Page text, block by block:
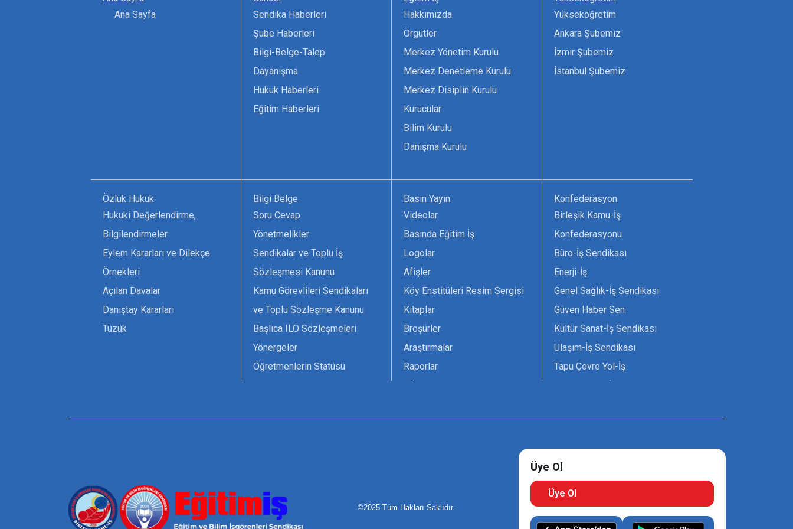
Ana Sayfa
Sendika Haberleri
Şube Haberleri
Bilgi-Belge-Talep
Dayanışma
Hukuk Haberleri
Eğitim Haberleri
Hakkımızda
Örgütler
Merkez Yönetim Kurulu
Merkez Denetleme Kurulu
Merkez Disiplin Kurulu
Kurucular
Bilim Kurulu
Danışma Kurulu
Yükseköğretim
Ankara Şubemiz
İzmir Şubemiz
İstanbul Şubemiz
Özlük Hukuk
Hukuki Değerlendirme,
Bilgilendirmeler
Eylem Kararları ve Dilekçe
Örnekleri
Açılan Davalar
Danıştay Kararları
Tüzük
Bilgi Belge
Soru Cevap
Yönetmelikler
Sendikalar ve Toplu İş
Sözleşmesi Kanunu
Kamu Görevlileri Sendikaları
ve Toplu Sözleşme Kanunu
Başlıca ILO Sözleşmeleri
Yönergeler
Öğretmenlerin Statüsü
Seçim Formları
Basın Yayın
Videolar
Basında Eğitim İş
Logolar
Afişler
Köy Enstitüleri Resim Sergisi
Kitaplar
Broşürler
Araştırmalar
Raporlar
Pankartlar
Konfederasyon
Birleşik Kamu-İş
Konfederasyonu
Büro-İş Sendikası
Enerji-İş
Genel Sağlık-İş Sendikası
Güven Haber Sen
Kültür Sanat-İş Sendikası
Ulaşım-İş Sendikası
Tapu Çevre Yol-İş
Uzman Diyanet - Sen
©2025 Tüm Hakları Saklıdır.
Üye Ol
Üye Ol